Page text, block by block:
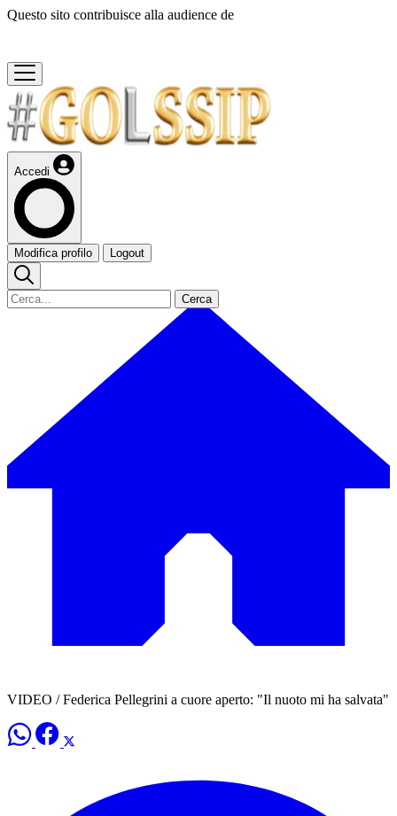
Questo sito contribuisce alla audience de
Accedi
Modifica profilo Logout
Cerca
VIDEO / Federica Pellegrini a cuore aperto: "Il nuoto mi ha salvata"